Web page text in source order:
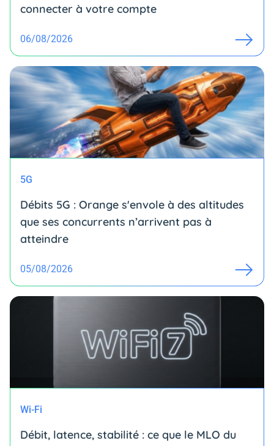
connecter à votre compte
06/08/2026
5G
Débits 5G : Orange s'envole à des altitudes
que ses concurrents n’arrivent pas à
atteindre
05/08/2026
Wi-Fi
Débit, latence, stabilité : ce que le MLO du